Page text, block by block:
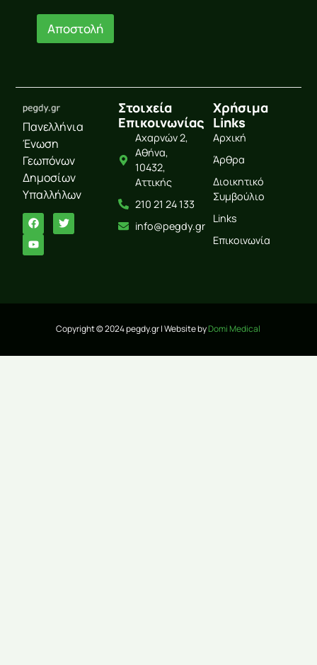
m
i
Αποστολή
Πανελλήνια
Ένωση
Γεωπόνων
Δημοσίων
Υπαλλήλων
Στοιχεία
Επικοινωνίας
Αχαρνών 2,
Αθήνα,
10432,
Αττικής
210 21 24 133
info@pegdy.gr
Χρήσιμα
Links
Αρχική
Άρθρα
Διοικητικό
Συμβούλιο
Links
Επικοινωνία
Copyright © 2024 pegdy.gr | Website byDomi Medical